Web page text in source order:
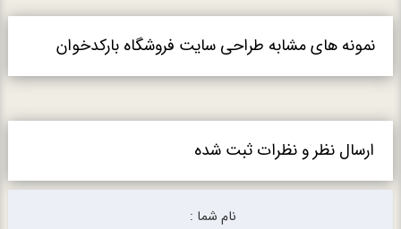
نمونه های مشابه طراحی سایت فروشگاه بارکدخوان
ارسال نظر و نظرات ثبت شده
نام شما :